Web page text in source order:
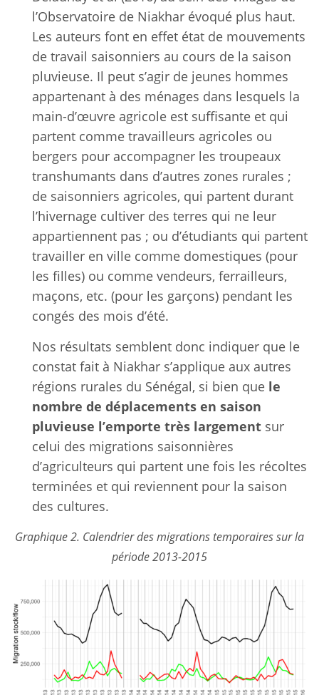
l’Observatoire de Niakhar évoqué plus haut.
Les auteurs font en effet état de mouvements
de travail saisonniers au cours de la saison
pluvieuse. Il peut s’agir de jeunes hommes
appartenant à des ménages dans lesquels la
main-d’œuvre agricole est suffisante et qui
partent comme travailleurs agricoles ou
bergers pour accompagner les troupeaux
transhumants dans d’autres zones rurales ;
de saisonniers agricoles, qui partent durant
l’hivernage cultiver des terres qui ne leur
appartiennent pas ; ou d’étudiants qui partent
travailler en ville comme domestiques (pour
les filles) ou comme vendeurs, ferrailleurs,
maçons, etc. (pour les garçons) pendant les
congés des mois d’été.
Nos résultats semblent donc indiquer que le
constat fait à Niakhar s’applique aux autres
régions rurales du Sénégal, si bien que le
nombre de déplacements en saison
pluvieuse l’emporte très largement sur
celui des migrations saisonnières
d’agriculteurs qui partent une fois les récoltes
terminées et qui reviennent pour la saison
des cultures.
Graphique 2. Calendrier des migrations temporaires sur la
période 2013-2015